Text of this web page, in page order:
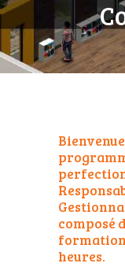
composé
heures.